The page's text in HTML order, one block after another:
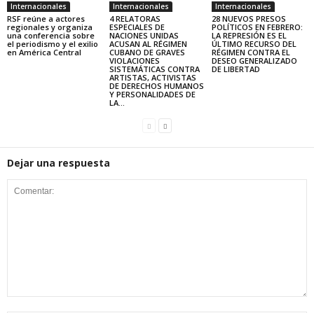
Internacionales
RSF reúne a actores
regionales y organiza
una conferencia sobre
el periodismo y el exilio
en América Central
Internacionales
4 RELATORAS
ESPECIALES DE
NACIONES UNIDAS
ACUSAN AL RÉGIMEN
CUBANO DE GRAVES
VIOLACIONES
SISTEMÁTICAS CONTRA
ARTISTAS, ACTIVISTAS
DE DERECHOS HUMANOS
Y PERSONALIDADES DE
LA...
Internacionales
28 NUEVOS PRESOS
POLÍTICOS EN FEBRERO:
LA REPRESIÓN ES EL
ÚLTIMO RECURSO DEL
RÉGIMEN CONTRA EL
DESEO GENERALIZADO
DE LIBERTAD
Dejar una respuesta